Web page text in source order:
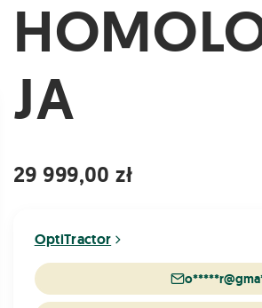
JA
29 999,00 zł
OptiTractor